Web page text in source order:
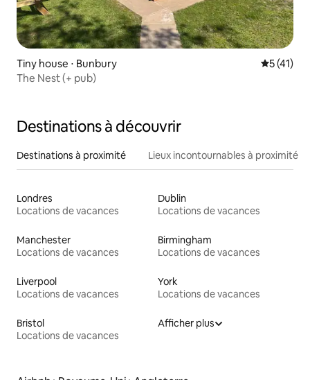
Tiny house ⋅ Bunbury
5 (41)
The Nest (+ pub)
Destinations à découvrir
Destinations à proximité Lieux incontournables à proximité
Londres
Locations de vacances
Dublin
Locations de vacances
Manchester
Locations de vacances
Birmingham
Locations de vacances
Liverpool
Locations de vacances
York
Locations de vacances
Bristol
Locations de vacances
Afficher plus